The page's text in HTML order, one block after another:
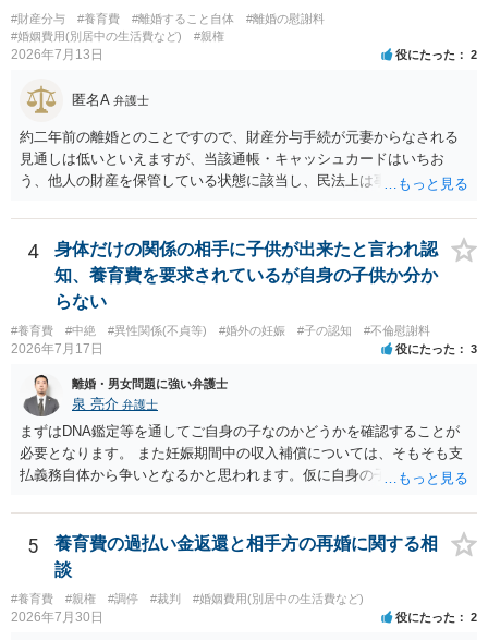
中に形成した財産を清算する制度ですので、不貞行為の有無とは別
に、預貯金、不動産、保険、退職金等の資料を確保しておくことが重
「どのような形がお子様の利益になるか」という観点です。そのた
め、未就学のお子様について貴方が主として養育しているのであれ
ば、保育園等への送迎、食事・入浴・寝かしつけ等の日常的な育児、
通院や予防接種への対応、保育園との連絡、夫婦それぞれの勤務状
況、別居後にどのような養育環境を用意できるかといった、これまで
養育費については、離婚後も父母双方がそれぞれの収入に応じて負担
するのが原則となります。
#財産分与 #養育費 #離婚すること自体
#離婚の慰謝料
#婚姻費用(別居中の生活費など)
#親権
2026年7月13日 役にたった 2
匿名A 弁護士
約二年前の離婚とのことですので、財産分与手続が元妻からなされる
見通しは低いといえますが、当該通帳・キャッシュカードはいちお
う、他人の財産を保管している状態に該当し、民法上は事務管理（597
えにくくとも、表だってのお答えとしては元妻の了解なく処分するこ
とはできないというお答えになってしまいます。
4
身体だけの関係の相手に子供が出来たと言われ認
知、養育費を要求されているが自身の子供か分か
らない
#養育費 #中絶 #異性関係(不貞等) #婚外の妊娠 #子の認知 #不倫慰謝料
2026年7月17日 役にたった 3
離婚・男女問題に強い弁護士
泉 亮介 弁護士
まずはDNA鑑定等を通してご自身の子なのかどうかを確認することが
必要となります。 また妊娠期間中の収入補償については、そもそも支
払義務自体から争いとなるかと思われます。仮に自身の子であったと
相手に弁護士がついているということであれば、依頼をするかしない
かは別として一度ご自身も個別に弁護士に相談をされたほうが良いで
しょう。
5
養育費の過払い金返還と相手方の再婚に関する相
談
#養育費 #親権 #調停 #裁判 #婚姻費用(別居中の生活費など)
2026年7月30日 役にたった 2